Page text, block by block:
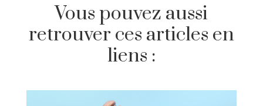
Vous pouvez aussi
retrouver ces articles en
liens :